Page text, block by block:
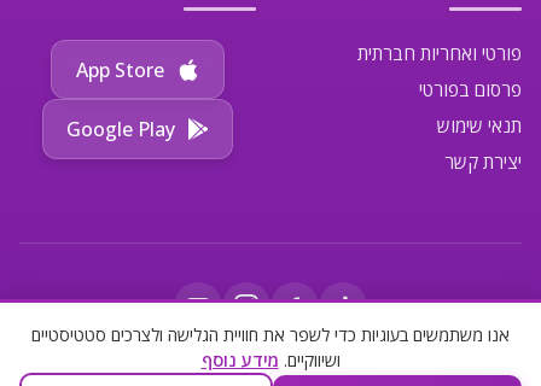
פורטי ואחריות חברתית
פרסום בפורטי
תנאי שימוש
יצירת קשר
App Store
Google Play
פורטי. כל הזכויות שמורות.
אנו משתמשים בעוגיות כדי לשפר את חוויית הגלישה ולצרכים סטטיסטיים
ושיווקיים. מידע נוסף